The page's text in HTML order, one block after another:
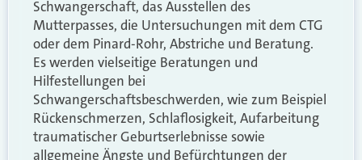
Schwangerschaft, das Ausstellen des
Mutterpasses, die Untersuchungen mit dem CTG
oder dem Pinard-Rohr, Abstriche und Beratung.
Es werden vielseitige Beratungen und
Hilfestellungen bei
Schwangerschaftsbeschwerden, wie zum Beispiel
Rückenschmerzen, Schlaflosigkeit, Aufarbeitung
traumatischer Geburtserlebnisse sowie
allgemeine Ängste und Befürchtungen der